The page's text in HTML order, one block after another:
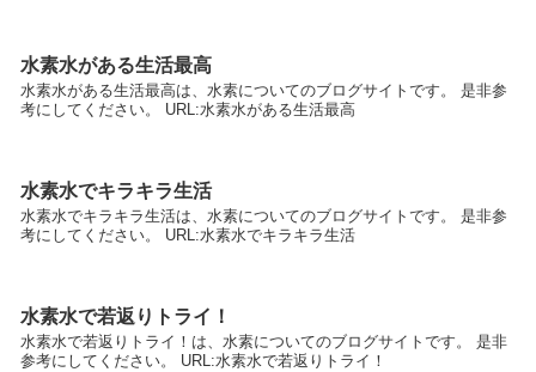
水素水がある生活最高
水素水がある生活最高は、水素についてのブログサイトです。 是非参
考にしてください。 URL:水素水がある生活最高
水素水でキラキラ生活
水素水でキラキラ生活は、水素についてのブログサイトです。 是非参
考にしてください。 URL:水素水でキラキラ生活
水素水で若返りトライ！
水素水で若返りトライ！は、水素についてのブログサイトです。 是非
参考にしてください。 URL:水素水で若返りトライ！